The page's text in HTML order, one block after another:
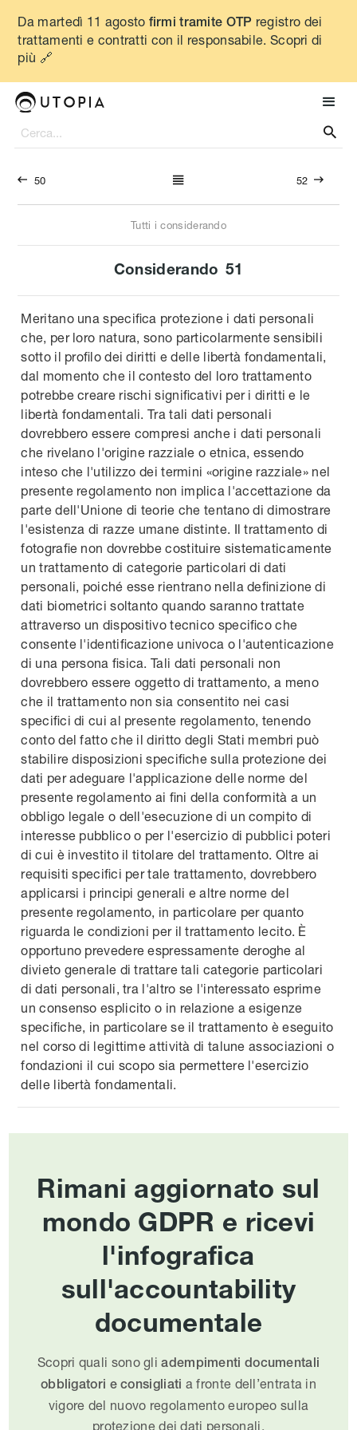
Da martedì 11 agosto firmi tramite OTP registro dei
trattamenti e contratti con il responsabile. Scopri di
più 🔗

 50  52 
Tutti i considerando
Considerando 51
Meritano una specifica protezione i dati personali
che, per loro natura, sono particolarmente sensibili
sotto il profilo dei diritti e delle libertà fondamentali,
dal momento che il contesto del loro trattamento
potrebbe creare rischi significativi per i diritti e le
libertà fondamentali. Tra tali dati personali
dovrebbero essere compresi anche i dati personali
che rivelano l'origine razziale o etnica, essendo
inteso che l'utilizzo dei termini «origine razziale» nel
presente regolamento non implica l'accettazione da
parte dell'Unione di teorie che tentano di dimostrare
l'esistenza di razze umane distinte. Il trattamento di
fotografie non dovrebbe costituire sistematicamente
un trattamento di categorie particolari di dati
personali, poiché esse rientrano nella definizione di
dati biometrici soltanto quando saranno trattate
attraverso un dispositivo tecnico specifico che
consente l'identificazione univoca o l'autenticazione
di una persona fisica. Tali dati personali non
dovrebbero essere oggetto di trattamento, a meno
che il trattamento non sia consentito nei casi
specifici di cui al presente regolamento, tenendo
conto del fatto che il diritto degli Stati membri può
stabilire disposizioni specifiche sulla protezione dei
dati per adeguare l'applicazione delle norme del
presente regolamento ai fini della conformità a un
obbligo legale o dell'esecuzione di un compito di
interesse pubblico o per l'esercizio di pubblici poteri
di cui è investito il titolare del trattamento. Oltre ai
requisiti specifici per tale trattamento, dovrebbero
applicarsi i principi generali e altre norme del
presente regolamento, in particolare per quanto
riguarda le condizioni per il trattamento lecito. È
opportuno prevedere espressamente deroghe al
divieto generale di trattare tali categorie particolari
di dati personali, tra l'altro se l'interessato esprime
un consenso esplicito o in relazione a esigenze
specifiche, in particolare se il trattamento è eseguito
nel corso di legittime attività di talune associazioni o
fondazioni il cui scopo sia permettere l'esercizio
delle libertà fondamentali.
Rimani aggiornato sul
mondo GDPR e ricevi
l'infografica
sull'accountability
documentale
Scopri quali sono gliadempimenti documentali
obbligatori e consigliati a fronte dell’entrata in
vigore del nuovo regolamento europeo sulla
protezione dei dati personali.